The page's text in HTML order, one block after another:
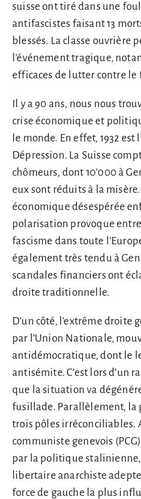
suisse ont tiré dans une
antifascistes faisant 13
blessés. La classe ouvrière
l’événement tragique,
efficaces de lutter contre le
Il y a 90 ans, nous nous
crise économique et
le monde. En effet, 1932
Dépression. La Suisse
chômeurs, dont 10’000 à
eux sont réduits à la
économique désespérée
polarisation provoque
fascisme dans toute
également très tendu à
scandales financiers ont
droite traditionnelle.
D’un côté, l’extrême droite
par l’Union Nationale,
antidémocratique, dont le
antisémite. C’est lors d’un
que la situation va
fusillade. Parallèlement, la
trois pôles irréconciliables.
communiste genevois
par la politique stalinienne,
libertaire anarchiste
force de gauche la plus